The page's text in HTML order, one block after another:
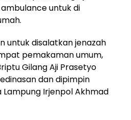
untuk di
untuk disalatkan jenazah
pemakaman umum,
Gilang Aji Prasetyo
dan dipimpin
Lampung Irjenpol Akhmad